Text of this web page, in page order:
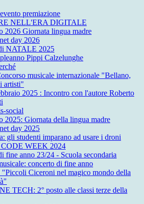
premiazione
NELL'ERA DIGITALE
2026 Giornata lingua madre
day 2026
NATALE 2025
Pippi Calzelunghe
musicale internazionale "Bellano,
artisti"
2025 : Incontro con l'autore Roberto
social
2025: Giornata della lingua madre
day 2025
gli studenti imparano ad usare i droni
WEEK 2024
fine anno 23/24 - Scuola secondaria
concerto di fine anno
Ciceroni nel magico mondo della
TECH: 2° posto alle classi terze della